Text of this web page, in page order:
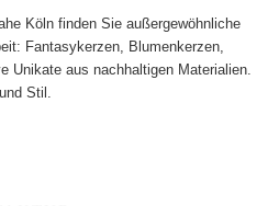
Köln finden Sie außergewöhnliche
Fantasykerzen, Blumenkerzen,
Unikate aus nachhaltigen Materialien.
Stil.